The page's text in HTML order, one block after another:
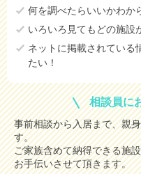
何を調べたらいいかわか
いろいろ見てもどの施設
ネットに掲載されている
たい！
相談員に
事前相談から入居まで、親
す。
ご家族含めて納得できる施
お手伝いさせて頂きます。